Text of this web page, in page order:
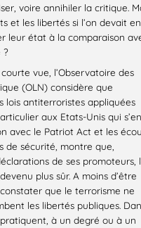
voire annihiler la critique.
et les libertés si l’on devait en
leur état à la comparaison
?
vue, l’Observatoire des
(OLN) considère que
lois antiterroristes appliquées
aux Etats-Unis qui s’en
avec le Patriot Act et les
de sécurité, montre que,
de ses promoteurs,
plus sûr. A moins d’être
que le terrorisme ne
les libertés publiques.
à un degré ou à un